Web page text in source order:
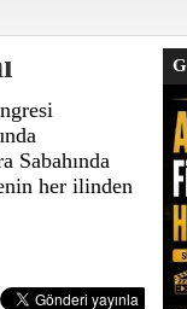
Sabahında
her ilinden